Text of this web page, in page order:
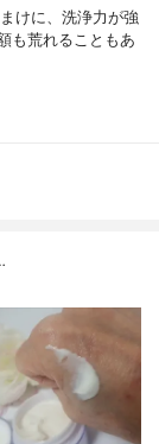
けに、洗浄力が強
も荒れることもあ